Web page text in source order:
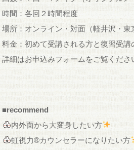
時間：各回２時間程度
場所：オンライン・対面（軽井沢・東
料金：初めて受講される方と復習受講
詳細はお申込みフォームをご覧くださ
■recommend
内外面から大変身したい方
虹視力®︎カウンセラーになりたい方